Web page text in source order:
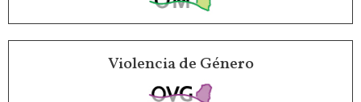
Violencia de Género